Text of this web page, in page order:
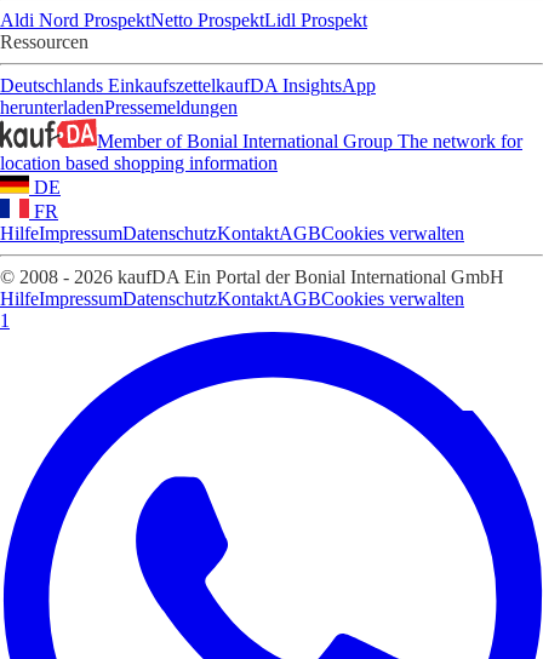
Aldi Nord ProspektNetto ProspektLidl Prospekt
Ressourcen
Deutschlands EinkaufszettelkaufDA InsightsApp
herunterladenPressemeldungen
Member of Bonial International Group The network for
location based shopping information
DE
FR
HilfeImpressumDatenschutzKontaktAGBCookies verwalten
© 2008 - 2026 kaufDA Ein Portal der Bonial International GmbH
HilfeImpressumDatenschutzKontaktAGBCookies verwalten
1